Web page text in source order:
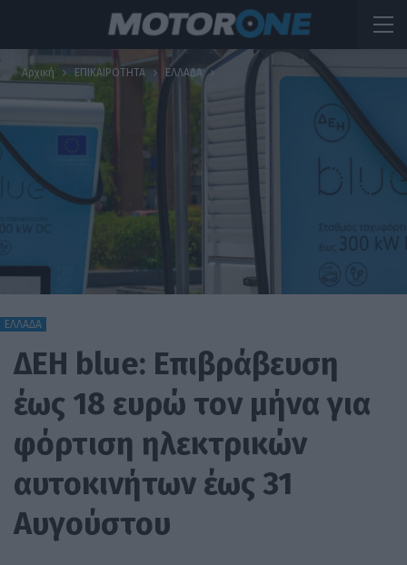
Αρχική ΕΠΙΚΑΙΡΟΤΗΤΑ ΕΛΛΑΔΑ
ΕΛΛΑΔΑ
ΔΕΗ blue: Επιβράβευση
έως 18 ευρώ τον μήνα για
φόρτιση ηλεκτρικών
αυτοκινήτων έως 31
Αυγούστου